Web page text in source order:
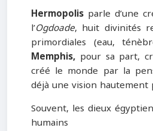
Hermopolis parle d’une
l’Ogdoade, huit divinités
primordiales (eau,
Memphis, pour sa part,
créé le monde par la
déjà une vision
Souvent, les dieux
humains